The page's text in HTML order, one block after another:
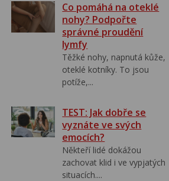
Co pomáhá na oteklé
nohy? Podpořte
správné proudění
lymfy
Těžké nohy, napnutá kůže,
oteklé kotníky. To jsou
potíže,...
TEST: Jak dobře se
vyznáte ve svých
emocích?
Někteří lidé dokážou
zachovat klid i ve vypjatých
situacích....